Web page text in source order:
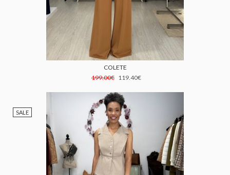
COLETE
199.00€ 119.40€
SALE